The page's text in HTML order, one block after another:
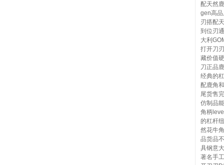
配天然
gen高
刃搭配
到位刃
大利
打开刀
藏价值
刀正品
经典的
配鹿角
尾货售
仿制品
角柄
的杠杆
然花牛
品货品
具钢意
著名手